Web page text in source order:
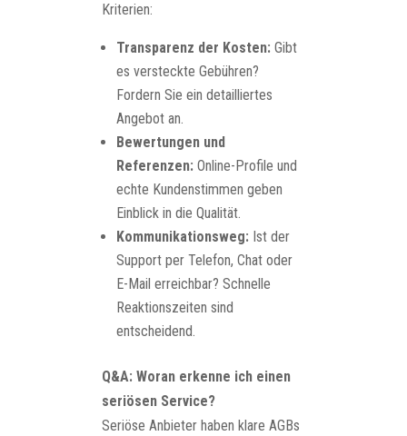
Kriterien:
Transparenz der Kosten: Gibt
es versteckte Gebühren?
Fordern Sie ein detailliertes
Angebot an.
Bewertungen und
Referenzen: Online-Profile und
echte Kundenstimmen geben
Einblick in die Qualität.
Kommunikationsweg: Ist der
Support per Telefon, Chat oder
E-Mail erreichbar? Schnelle
Reaktionszeiten sind
entscheidend.
Q&A: Woran erkenne ich einen
seriösen Service?
Seriöse Anbieter haben klare AGBs